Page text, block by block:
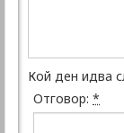
Кой ден идва
Отговор: *